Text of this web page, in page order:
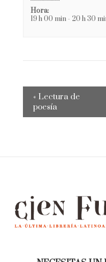
Hora:
19 h 00 min - 20 h 30
« Lectura de
poesía